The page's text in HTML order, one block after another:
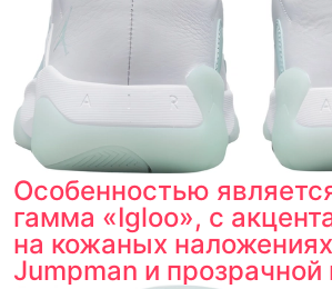
Особенностью
гамма «Igloo», с
на кожаных
Jumpman и